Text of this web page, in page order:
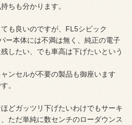
ちも分かります。
も良いのですが、FL5シビック
ー本体には不満は無く、純正の電子
したい、でも車高は下げたいという
ンセルが不要の製品も御座います
。
どガッツリ下げたいわけでもサーキ
ただ単純に数センチのローダウンス